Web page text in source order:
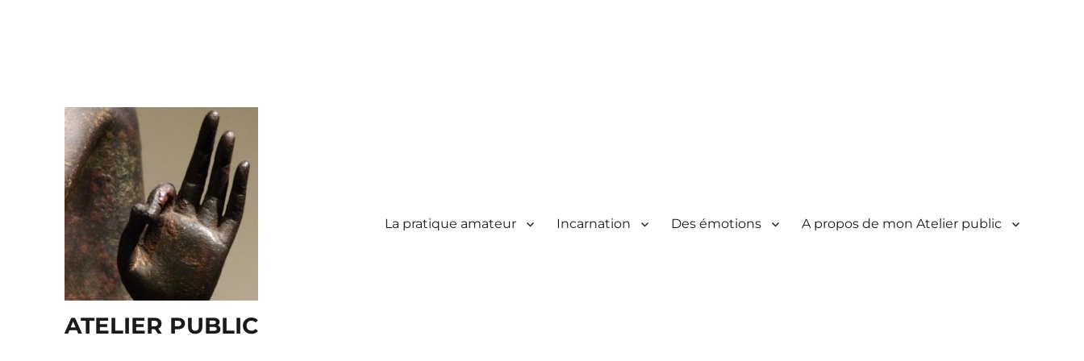
ATELIER PUBLIC
La pratique amateur Incarnation Des émotions A propos de mon Atelier public